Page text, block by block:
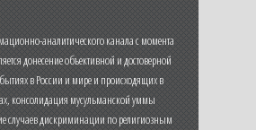
аналитического канала с момента
донесение объективной и достоверной
в России и мире и происходящих в
консолидация мусульманской уммы
случаев дискриминации по религиозным